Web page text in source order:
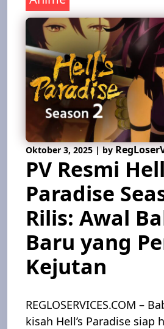
Oktober 3, 2025 | by
PV Resmi
Paradise
Rilis: Awal
Baru yang
Kejutan
REGLOSERVICES.COM –
kisah Hell’s Paradise siap